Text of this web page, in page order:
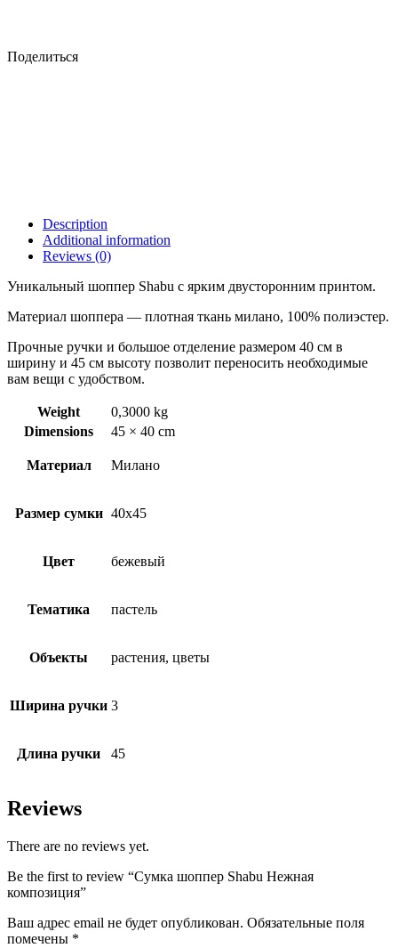
Поделиться
Description
Additional information
Reviews (0)
Уникальный шоппер Shabu с ярким двусторонним принтом.
Материал шоппера — плотная ткань милано, 100% полиэстер.
Прочные ручки и большое отделение размером 40 см в
ширину и 45 см высоту позволит переносить необходимые
вам вещи с удобством.
Weight
0,3000 kg
Dimensions
45 × 40 cm
Материал Милано
Размер сумки 40х45
Цвет бежевый
Тематика пастель
Объекты растения, цветы
Ширина ручки 3
Длина ручки 45
Reviews
There are no reviews yet.
Be the first to review “Сумка шоппер Shabu Нежная
композиция”
Ваш адрес email не будет опубликован. Обязательные поля
помечены *